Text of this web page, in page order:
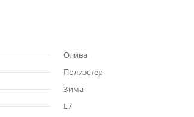
Олива
Полиэстер
Зима
L7